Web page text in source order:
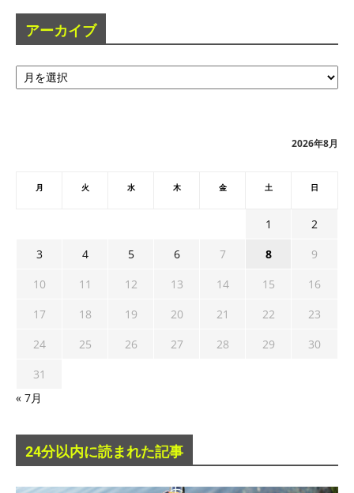
アーカイブ
ア
ー
2026年8月
月 火 水 木 金 土 日
1
2
3
4 5 6 7 8
9
10
11 12 13 14 15
16
17
18 19 20 21 22
23
24
25 26 27 28 29
30
31
« 7月
24分以内に読まれた記事